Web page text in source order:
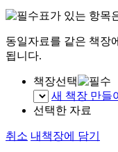
표가 있는 항목
동일자료를 같은 책장
됩니다.
책장선택
새 책장 만들
선택한 자료
취소 내책장에 담기